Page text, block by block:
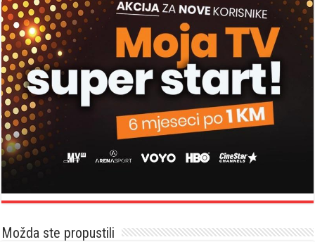
Možda ste propustili